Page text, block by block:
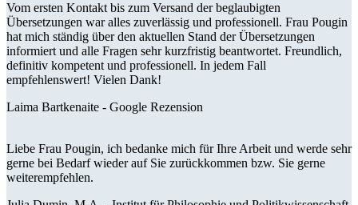
Vom ersten Kontakt bis zum Versand der beglaubigten
Übersetzungen war alles zuverlässig und professionell. Frau Pougin
hat mich ständig über den aktuellen Stand der Übersetzungen
informiert und alle Fragen sehr kurzfristig beantwortet. Freundlich,
definitiv kompetent und professionell. In jedem Fall
empfehlenswert! Vielen Dank!
Laima Bartkenaite - Google Rezension
Liebe Frau Pougin, ich bedanke mich für Ihre Arbeit und werde sehr
gerne bei Bedarf wieder auf Sie zurückkommen bzw. Sie gerne
weiterempfehlen.